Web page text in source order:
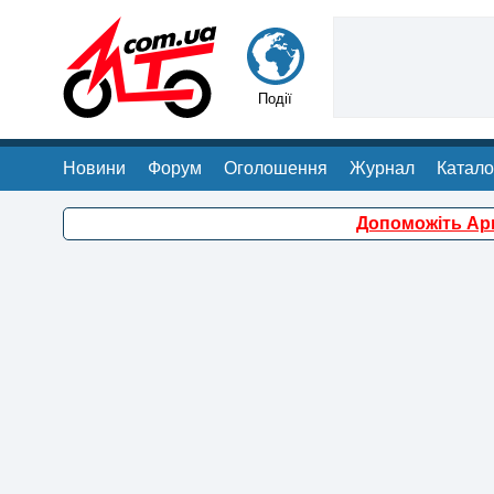
Події
Новини Форум Оголошення Журнал
Допоможіть